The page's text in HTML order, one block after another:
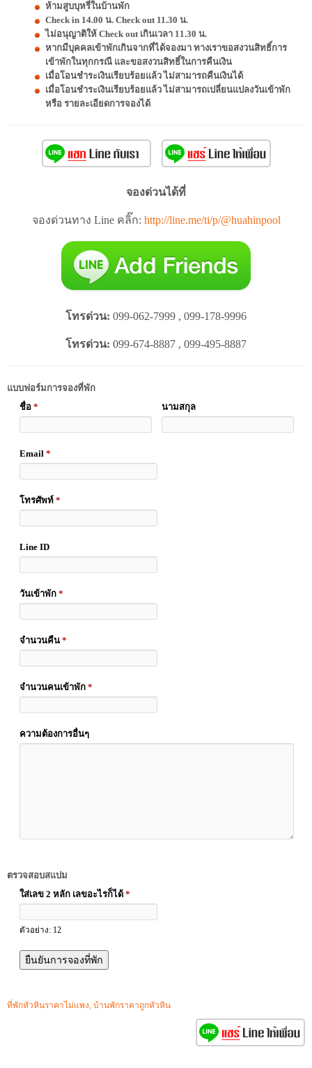
ห้ามสูบบุหรี่ในบ้านพัก
Check in 14.00 น. Check out 11.30 น.
ไม่อนุญาติให้ Check out เกินเวลา 11.30 น.
หากมีบุคคลเข้าพักเกินจากที่ได้จองมา ทางเราขอสงวนสิทธิ์การ
เข้าพักในทุกกรณี และขอสงวนสิทธิ์ในการคืนเงิน
เมื่อโอนชำระเงินเรียบร้อยแล้ว ไม่สามารถคืนเงินได้
เมื่อโอนชำระเงินเรียบร้อยแล้ว ไม่สามารถเปลี่ยนแปลงวันเข้าพัก
หรือ รายละเอียดการจองได้
จองด่วนได้ที่
จองด่วนทาง Line คลิ๊ก: http://line.me/ti/p/@huahinpool
โทรด่วน: 099-062-7999 , 099-178-9996
โทรด่วน: 099-674-8887 , 099-495-8887
แบบฟอร์มการจองที่พัก
ชื่อ * นามสกุล
Email *
โทรศัพท์ *
Line ID
วันเข้าพัก *
จำนวนคืน *
จำนวนคนเข้าพัก *
ความต้องการอื่นๆ
ตรวจสอบสแปม
ใส่เลข 2 หลัก เลขอะไรก็ได้ *
ตัวอย่าง: 12
ที่พักหัวหินราคาไม่แพง, บ้านพักราคาถูกหัวหิน